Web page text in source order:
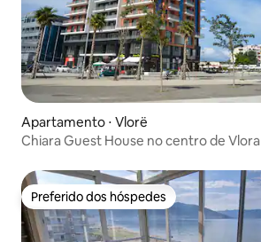
Apartamento ⋅ Vlorë
Chiara Guest House no centro de Vlora
Preferido dos hóspedes
Preferido dos hóspedes